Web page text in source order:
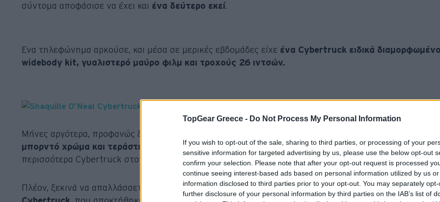
TopGear Greece - Do Not Process My Personal Information
If you wish to opt-out of the sale, sharing to third parties, or processing of your
sensitive information for targeted advertising by us, please use the below opt-out
confirm your selection. Please note that after your opt-out request is processed
continue seeing interest-based ads based on personal information utilized by us
information disclosed to third parties prior to your opt-out. You may separately
further disclosure of your personal information by third parties on the IAB’s list of
σύντομα αποφάσισε να έχει και ένα δεύτερο εκεί.
Ένα τηλεφώνημα αρκούσε, και μέσα σε μερικές εβδομάδες είχε ένα Cybertruck ειδικά
widebody kit, γυαλιστερό μαύρο φιλμ και τροχούς 26 ιντσών.
Μήνες αργότερα, προφανώς ξεχνώντας ότι ήδη είχε δύο,
μπορντό χρώμα και τεράστιες ζάντες Forgiato.Έτσι, ο O’Neal πιθανόν έγινε ο άνθρωπος με τα
περισσότερα Cybertruck στον πλανήτη.
Πλέον, ξεκινά να απαλλάσσεται από αυτά, μεπρώτο στη λίστα για πώληση να είναι το μπορντό